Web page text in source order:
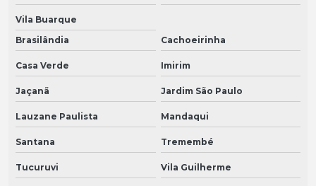
Vila Buarque
Brasilândia
Cachoeirinha
Casa Verde Imirim
Jaçanã Jardim São Paulo
Lauzane Paulista Mandaqui
Santana Tremembé
Tucuruvi Vila Guilherme